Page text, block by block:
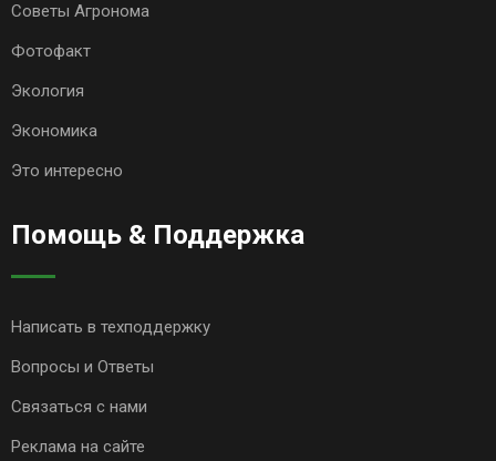
Советы Агронома
Фотофакт
Экология
Экономика
Это интересно
Помощь & Поддержка
Написать в техподдержку
Вопросы и Ответы
Связаться с нами
Реклама на сайте